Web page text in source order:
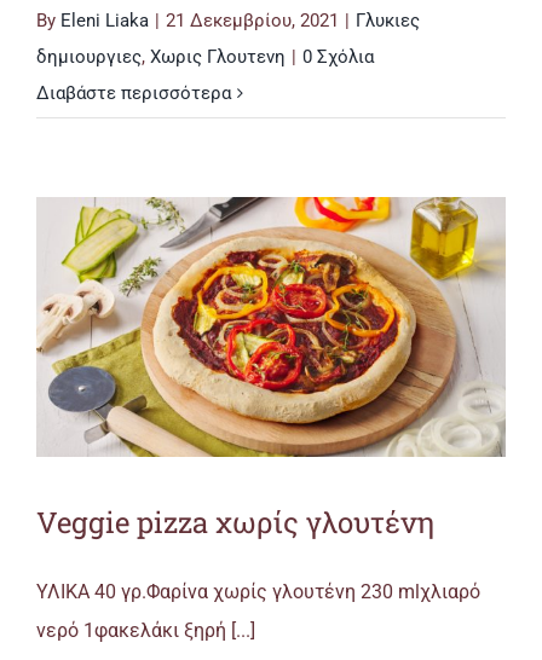
By Eleni Liaka | 21 Δεκεμβρίου, 2021 | Γλυκιες
δημιουργιες, Χωρις Γλουτενη | 0 Σχόλια
Διαβάστε περισσότερα
Veggie pizza χωρίς γλουτένη
ΥΛΙΚΑ 40 γρ.Φαρίνα χωρίς γλουτένη 230 mlχλιαρό
νερό 1φακελάκι ξηρή [...]